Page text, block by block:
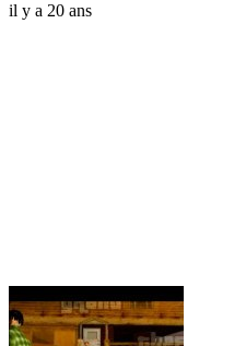
il y a 20 ans